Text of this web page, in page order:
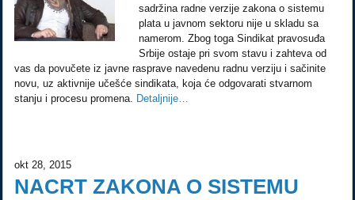
sadržina radne verzije zakona o sistemu
plata u javnom sektoru nije u skladu sa
namerom. Zbog toga Sindikat pravosuđa
Srbije ostaje pri svom stavu i zahteva od
vas da povučete iz javne rasprave navedenu radnu verziju i sačinite
novu, uz aktivnije učešće sindikata, koja će odgovarati stvarnom
stanju i procesu promena.
Detaljnije…
okt 28, 2015
NACRT ZAKONA O SISTEMU